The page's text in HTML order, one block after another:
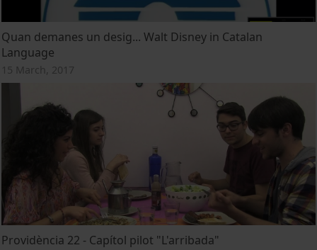
Quan demanes un desig... Walt Disney in Catalan
Language
15 March, 2017
Providència 22 - Capítol pilot "L'arribada"